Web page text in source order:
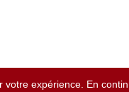
expérience. En